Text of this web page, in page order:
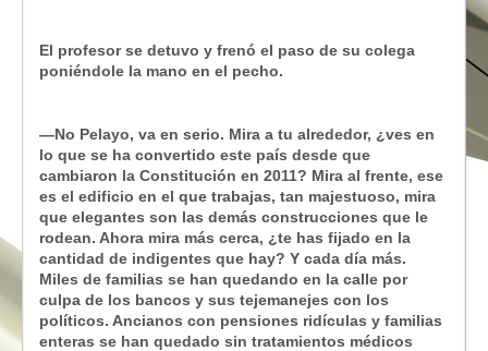
El profesor se detuvo y frenó el paso de su colega
poniéndole la mano en el pecho.
—No Pelayo, va en serio. Mira a tu alrededor, ¿ves en
lo que se ha convertido este país desde que
cambiaron la Constitución en 2011? Mira al frente, ese
es el edificio en el que trabajas, tan majestuoso, mira
que elegantes son las demás construcciones que le
rodean. Ahora mira más cerca, ¿te has fijado en la
cantidad de indigentes que hay? Y cada día más.
Miles de familias se han quedando en la calle por
culpa de los bancos y sus tejemanejes con los
políticos. Ancianos con pensiones ridículas y familias
enteras se han quedado sin tratamientos médicos